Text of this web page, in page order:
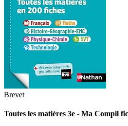
Brevet
Toutes les matières 3e - Ma Compil